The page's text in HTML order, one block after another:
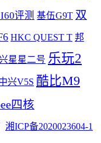
评测 基伍G9T 双
HKC QUEST T 邦
星星二号 乐玩2
兴V5S 酷比M9
四核
湘ICP备2020023604-1